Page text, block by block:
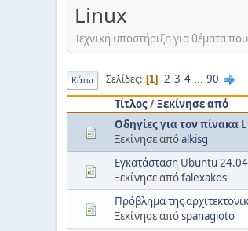
Linux
Τεχνική υποστήριξη για θέματα
Κάτω Σελίδες 1 2 3 4 ... 90
Τίτλος/Ξεκίνησε από
Οδηγίες για τον πίνακα
Ξεκίνησε απόalkisg
Εγκατάσταση Ubuntu
Ξεκίνησε απόfalexakos
Πρόβλημα της
Ξεκίνησε απόspanagioto